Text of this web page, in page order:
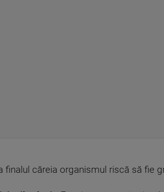
finalul căreia organismul riscă să fie